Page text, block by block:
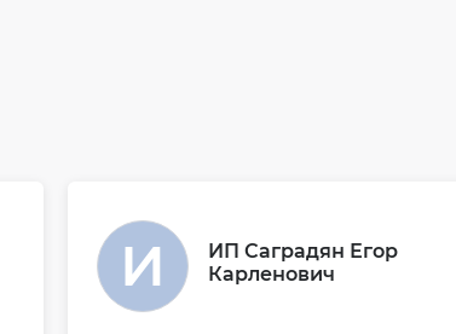
ИП Саградян Егор
Карленович